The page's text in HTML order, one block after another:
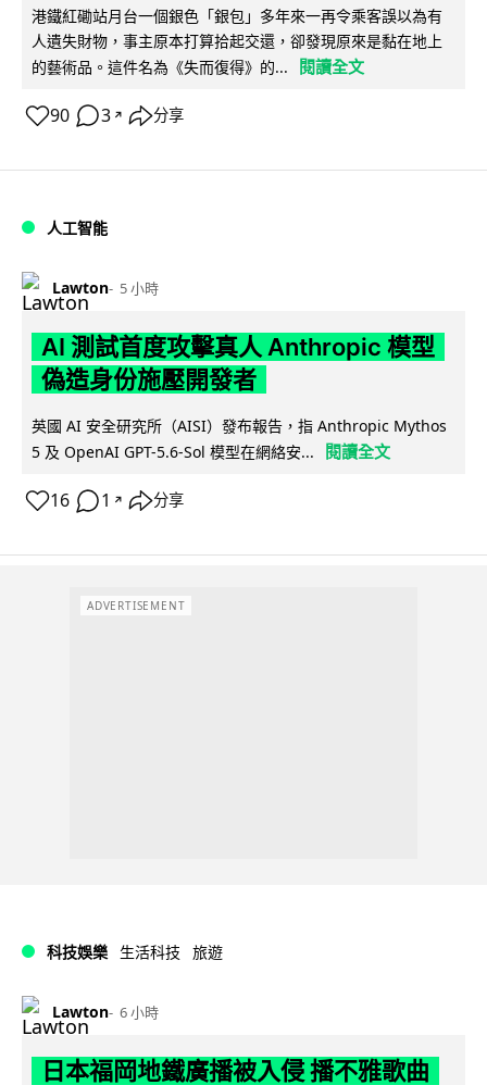
港鐵紅磡站月台一個銀色「銀包」多年來一再令乘客誤以為有
人遺失財物，事主原本打算拾起交還，卻發現原來是黏在地上
的藝術品。這件名為《失而復得》的...
閱讀全文
90 3 ↗ 分享
人工智能
Lawton 5 小時
AI 測試首度攻擊真人 Anthropic 模型
偽造身份施壓開發者
英國 AI 安全研究所（AISI）發布報告，指 Anthropic Mythos
5 及 OpenAI GPT-5.6-Sol 模型在網絡安...
閱讀全文
16 1 ↗ 分享
ADVERTISEMENT
科技娛樂 生活科技 旅遊
Lawton 6 小時
日本福岡地鐵廣播被入侵 播不雅歌曲